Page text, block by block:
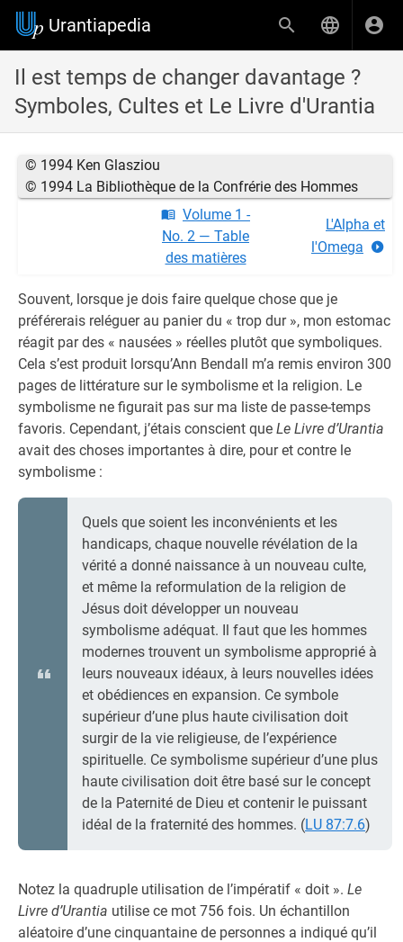
Urantiapedia
Il est temps de changer davantage ?
Symboles, Cultes et Le Livre d'Urantia
© 1994 Ken Glasziou
© 1994 La Bibliothèque de la Confrérie des Hommes
Volume 1 -
No. 2 — Table
des matières
L'Alpha et
l'Omega
Souvent, lorsque je dois faire quelque chose que je
préférerais reléguer au panier du « trop dur », mon estomac
réagit par des « nausées » réelles plutôt que symboliques.
Cela s’est produit lorsqu’Ann Bendall m’a remis environ 300
pages de littérature sur le symbolisme et la religion. Le
symbolisme ne figurait pas sur ma liste de passe-temps
favoris. Cependant, j’étais conscient que Le Livre d’Urantia
avait des choses importantes à dire, pour et contre le
symbolisme :
Quels que soient les inconvénients et les
handicaps, chaque nouvelle révélation de la
vérité a donné naissance à un nouveau culte,
et même la reformulation de la religion de
Jésus doit développer un nouveau
symbolisme adéquat. Il faut que les hommes
modernes trouvent un symbolisme approprié à
leurs nouveaux idéaux, à leurs nouvelles idées
et obédiences en expansion. Ce symbole
supérieur d’une plus haute civilisation doit
surgir de la vie religieuse, de l’expérience
spirituelle. Ce symbolisme supérieur d’une plus
haute civilisation doit être basé sur le concept
de la Paternité de Dieu et contenir le puissant
idéal de la fraternité des hommes. (LU 87:7.6)
Notez la quadruple utilisation de l’impératif « doit ». Le
Livre d’Urantia utilise ce mot 756 fois. Un échantillon
aléatoire d’une cinquantaine de personnes a indiqué qu’il